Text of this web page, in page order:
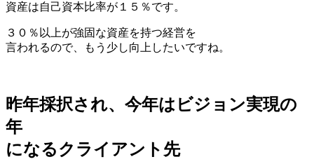
資産は自己資本比率が１５％です。
３０％以上が強固な資産を持つ経営を
言われるので、もう少し向上したいですね。
昨年採択され、今年はビジョン実現の
年
になるクライアント先